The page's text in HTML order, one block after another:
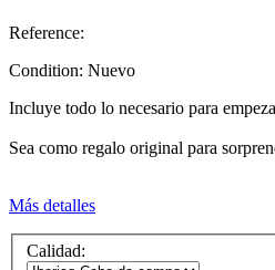
Reference:
Condition: Nuevo
Incluye todo lo necesario para
Sea como regalo original para
Más detalles
Calidad: